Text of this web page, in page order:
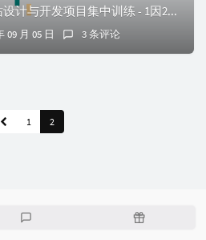
记参加世界技能大赛网站设计与开发项目集中训练 - 1因2020年12月份参加第四十六届世界技能大赛黑龙江省网站设计与开发项目，以满分的成绩获得黑龙江省第一...
09 月 05 日 3 条评论
1 2
随